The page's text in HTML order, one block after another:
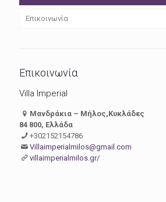
Επικοινωνία
Επικοινωνία
Villa Imperial
Μανδράκια – Μήλος,Κυκλάδες
84 800, Ελλάδα
+302152154786
Villaimperialmilos@gmail.com
villaimperialmilos.gr/